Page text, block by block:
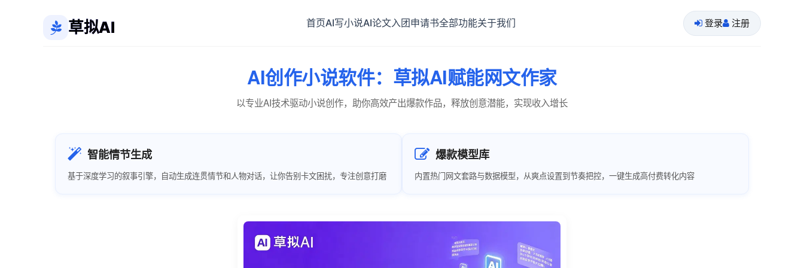
草拟AI 首页AI写小说AI论文入团申请书全部功能关于我们 登录 注册
AI创作小说软件：草拟AI赋能网文作家
以专业AI技术驱动小说创作，助你高效产出爆款作品，释放创意潜能，实现收入增长
智能情节生成
基于深度学习的叙事引擎，自动生成连贯情节和人物对话，让你告别卡文困扰，专注创意打磨
爆款模型库
内置热门网文套路与数据模型，从爽点设置到节奏把控，一键生成高付费转化内容